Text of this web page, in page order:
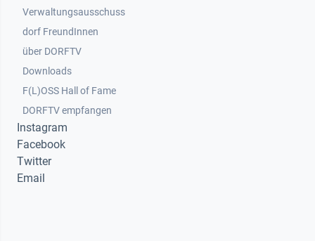
Verwaltungsausschuss
dorf FreundInnen
Footer 3
über DORFTV
Downloads
F(L)OSS Hall of Fame
Footer 4
DORFTV empfangen
Instagram
Facebook
Twitter
Email